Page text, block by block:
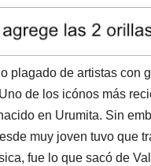
plagado de artistas con
de los icónos más
en Urumita. Sin
muy joven tuvo que
fue lo que sacó de